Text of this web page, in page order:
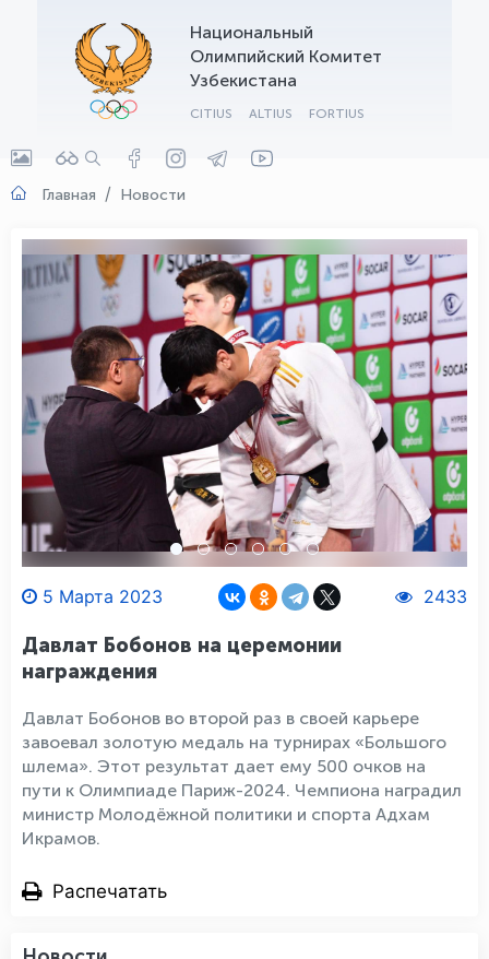
Национальный
Олимпийский Комитет
Узбекистана
CITIUS ALTIUS FORTIUS
Главная Новости
5 Марта 2023 2433
Давлат Бобонов на церемонии
награждения
Давлат Бобонов во второй раз в своей карьере
завоевал золотую медаль на турнирах «Большого
шлема». Этот результат дает ему 500 очков на
пути к Олимпиаде Париж-2024. Чемпиона наградил
министр Молодёжной политики и спорта Адхам
Икрамов.
Распечатать
OLYMPCHIK AI - yordamchi
Онлайн · olympic.uz